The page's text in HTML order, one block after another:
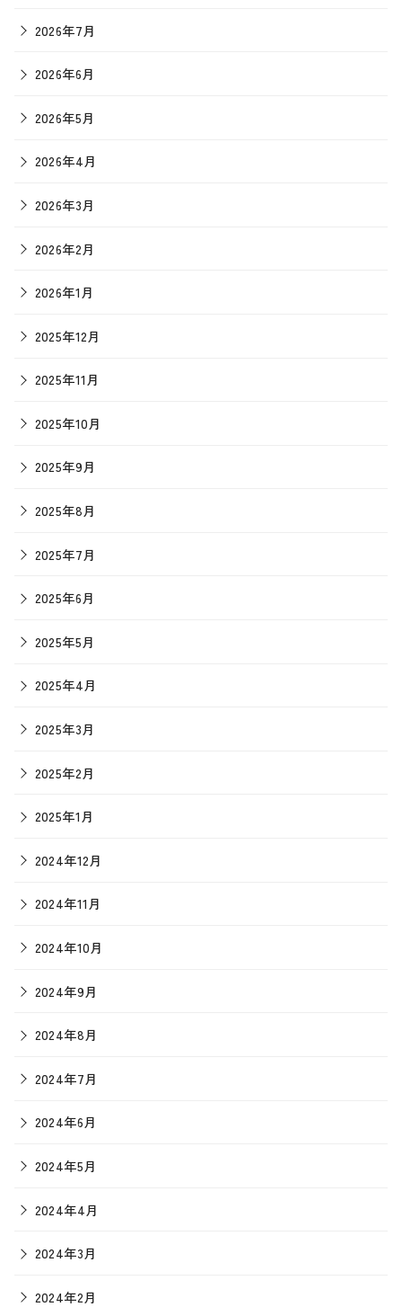
2026年7月
2026年6月
2026年5月
2026年4月
2026年3月
2026年2月
2026年1月
2025年12月
2025年11月
2025年10月
2025年9月
2025年8月
2025年7月
2025年6月
2025年5月
2025年4月
2025年3月
2025年2月
2025年1月
2024年12月
2024年11月
2024年10月
2024年9月
2024年8月
2024年7月
2024年6月
2024年5月
2024年4月
2024年3月
2024年2月